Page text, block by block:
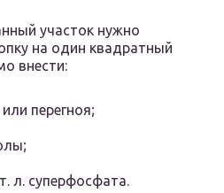
участок нужно
на один квадратный
внести:
перегноя;
л. суперфосфата.